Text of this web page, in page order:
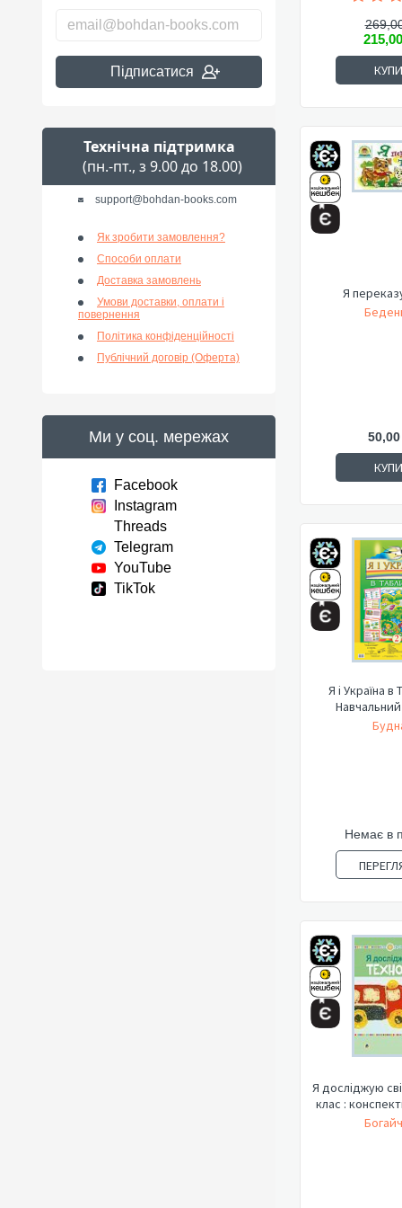
Підписатися
Технічна підтримка
(пн.-пт., з 9.00 до 18.00)
support@bohdan-books.com
Як зробити замовлення?
Способи оплати
Доставка замовлень
Умови доставки, оплати і
повернення
Політика конфіденційності
Публічний договір (Оферта)
Ми у соц. мережах
Facebook
Instagram
Threads
Telegram
YouTube
TikTok
Я
Я і Україна в
Немає в
Я досліджую
клас :